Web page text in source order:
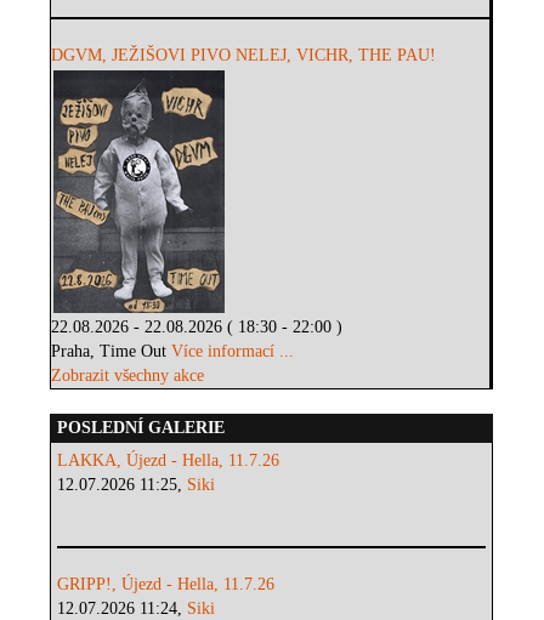
DGVM, JEŽIŠOVI PIVO NELEJ, VICHR, THE PAU!
22.08.2026 - 22.08.2026 ( 18:30 - 22:00 )
Praha, Time OutVíce informací ...
Zobrazit všechny akce
POSLEDNÍ GALERIE
LAKKA, Újezd - Hella, 11.7.26
12.07.2026 11:25, Siki
GRIPP!, Újezd - Hella, 11.7.26
12.07.2026 11:24, Siki